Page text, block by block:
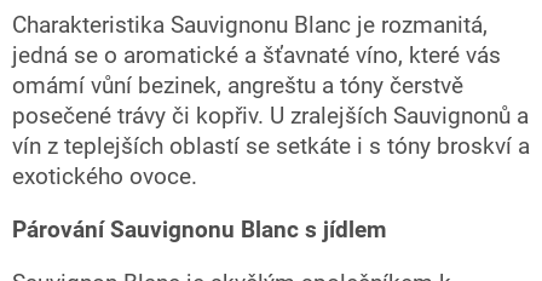
y
v
ý
p
i
s
u
Charakteristika Sauvignonu Blanc je rozmanitá,
jedná se o aromatické a šťavnaté víno, které vás
omámí vůní bezinek, angreštu a tóny čerstvě
posečené trávy či kopřiv. U zralejších Sauvignonů a
vín z teplejších oblastí se setkáte i s tóny broskví a
exotického ovoce.
Párování Sauvignonu Blanc s jídlem